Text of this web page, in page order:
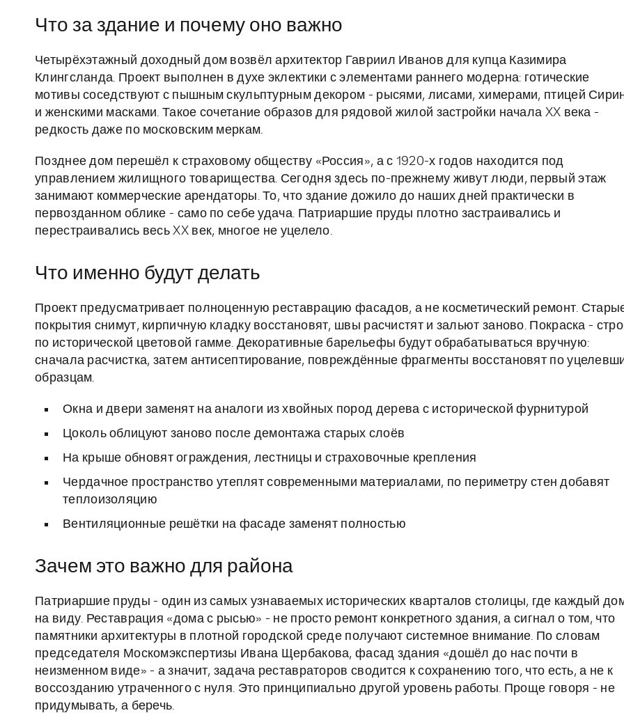
Что за здание и почему оно важно
Четырёхэтажный доходный дом возвёл архитектор Гавриил Иванов для купца Казимира
Клингсланда. Проект выполнен в духе эклектики с элементами раннего модерна: готические
мотивы соседствуют с пышным скульптурным декором - рысями, лисами, химерами, птицей
и женскими масками. Такое сочетание образов для рядовой жилой застройки начала XX века -
редкость даже по московским меркам.
Позднее дом перешёл к страховому обществу «Россия», а с 1920-х годов находится под
управлением жилищного товарищества. Сегодня здесь по-прежнему живут люди, первый этаж
занимают коммерческие арендаторы. То, что здание дожило до наших дней практически в
первозданном облике - само по себе удача. Патриаршие пруды плотно застраивались и
перестраивались весь XX век, многое не уцелело.
Что именно будут делать
Проект предусматривает полноценную реставрацию фасадов, а не косметический ремонт.
покрытия снимут, кирпичную кладку восстановят, швы расчистят и зальют заново. Покраска -
по исторической цветовой гамме. Декоративные барельефы будут обрабатываться вручную:
сначала расчистка, затем антисептирование, повреждённые фрагменты восстановят по
образцам.
Окна и двери заменят на аналоги из хвойных пород дерева с исторической фурнитурой
Цоколь облицуют заново после демонтажа старых слоёв
На крыше обновят ограждения, лестницы и страховочные крепления
Чердачное пространство утеплят современными материалами, по периметру стен добавят
теплоизоляцию
Вентиляционные решётки на фасаде заменят полностью
Зачем это важно для района
Патриаршие пруды - один из самых узнаваемых исторических кварталов столицы, где каждый
на виду. Реставрация «дома с рысью» - не просто ремонт конкретного здания, а сигнал о том, что
памятники архитектуры в плотной городской среде получают системное внимание. По словам
председателя Москомэкспертизы Ивана Щербакова, фасад здания «дошёл до нас почти в
неизменном виде» - а значит, задача реставраторов сводится к сохранению того, что есть, а не к
воссозданию утраченного с нуля. Это принципиально другой уровень работы. Проще говоря - не
придумывать, а беречь.